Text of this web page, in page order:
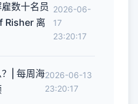
数十名员
Risher 离
2026-06-
17
23:20:17
| 每周海2026-06-13
23:20:17